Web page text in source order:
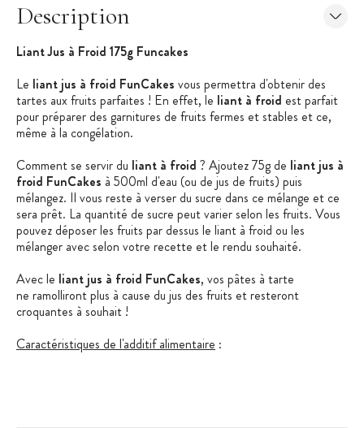
Description
Liant Jus à Froid 175g Funcakes
Le liant jus à froid FunCakes vous permettra d'obtenir des
tartes aux fruits parfaites ! En effet, le liant à froid est parfait
pour préparer des garnitures de fruits fermes et stables et ce,
même à la congélation.
Comment se servir du liant à froid ? Ajoutez 75g de liant jus à
froid FunCakes à 500ml d'eau (ou de jus de fruits) puis
mélangez. Il vous reste à verser du sucre dans ce mélange et ce
sera prêt. La quantité de sucre peut varier selon les fruits. Vous
pouvez déposer les fruits par dessus le liant à froid ou les
mélanger avec selon votre recette et le rendu souhaité.
Avec le liant jus à froid FunCakes, vos pâtes à tarte
ne ramolliront plus à cause du jus des fruits et resteront
croquantes à souhait !
Caractéristiques de l'additif alimentaire :